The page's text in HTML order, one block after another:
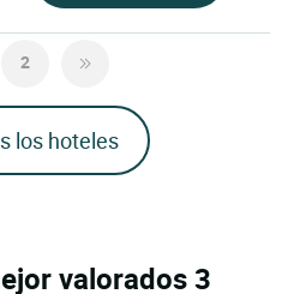
2
los hoteles
valorados 3